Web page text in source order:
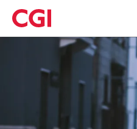
Skip
to
main